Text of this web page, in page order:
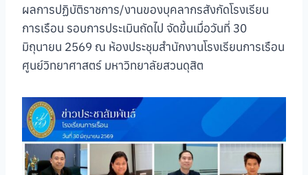
ผลการปฏิบัติราชการ/งานของบุคลากรสังกัดโรงเรียน
การเรือน รอบการประเมินถัดไป จัดขึ้นเมื่อวันที่ 30
มิถุนายน 2569 ณ ห้องประชุมสำนักงานโรงเรียนการเรือน
ศูนย์วิทยาศาสตร์ มหาวิทยาลัยสวนดุสิต